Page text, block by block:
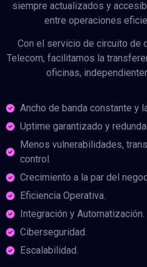
siempre actualizados y
entre operaciones
Con el servicio de circuito de
Telecom, facilitamos la
oficinas,
Ancho de banda constante y
Uptime garantizado y
Menos vulnerabilidades,
control.
Crecimiento a la par del
Eficiencia Operativa.
Integración y Automatización.
Ciberseguridad.
Escalabilidad.